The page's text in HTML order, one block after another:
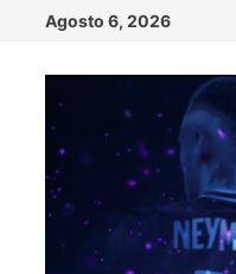
content
Agosto 6, 2026